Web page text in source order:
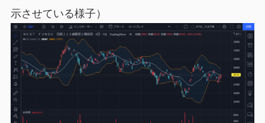
示させている様子）